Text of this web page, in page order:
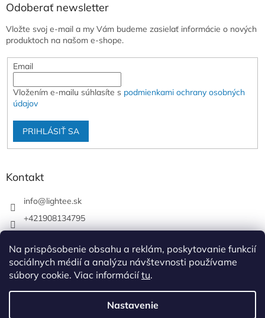
Na prispôsobenie obsahu a reklám, poskytovanie funkcií
sociálnych médií a analýzu návštevnosti používame
súbory cookie. Viac informáciítu.
Nastavenie
Odoberať newsletter
Vložte svoj e-mail a my Vám budeme zasielať informácie o nových
produktoch na našom e-shope.
Email
Vložením e-mailu súhlasíte s podmienkami ochrany osobných
údajov
PRIHLÁSIŤ SA
Kontakt
info@lightee.sk
+421908134795
lightee.sk